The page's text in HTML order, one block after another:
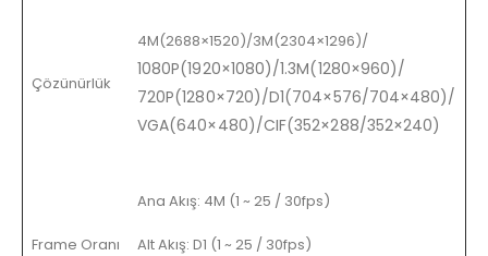
Çözünürlük
4M(2688×1520)/3M(2304×1296)/
1080P(1920×1080)/1.3M(1280×960)/
720P(1280×720)/D1(704×576/704×480)/
VGA(640×480)/CIF(352×288/352×240)
Frame Oranı
Ana Akış: 4M (1 ~ 25 / 30fps)
Alt Akış: D1 (1 ~ 25 / 30fps)